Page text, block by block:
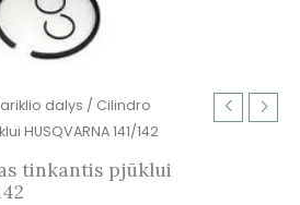
dalys / Cilindro
HUSQVARNA 141/142
tinkantis pjūklui